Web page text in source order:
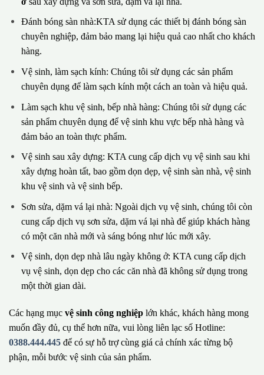
Đánh bóng sàn nhà:KTA sử dụng các thiết bị đánh bóng sàn
chuyên nghiệp, đảm bảo mang lại hiệu quả cao nhất cho khách
hàng.
Vệ sinh, làm sạch kính: Chúng tôi sử dụng các sản phẩm
chuyên dụng để làm sạch kính một cách an toàn và hiệu quả.
Làm sạch khu vệ sinh, bếp nhà hàng: Chúng tôi sử dụng các
sản phẩm chuyên dụng để vệ sinh khu vực bếp nhà hàng và
đảm bảo an toàn thực phẩm.
Vệ sinh sau xây dựng: KTA cung cấp dịch vụ vệ sinh sau khi
xây dựng hoàn tất, bao gồm dọn dẹp, vệ sinh sàn nhà, vệ sinh
khu vệ sinh và vệ sinh bếp.
Sơn sửa, dặm vá lại nhà: Ngoài dịch vụ vệ sinh, chúng tôi còn
cung cấp dịch vụ sơn sửa, dặm vá lại nhà để giúp khách hàng
có một căn nhà mới và sáng bóng như lúc mới xây.
Vệ sinh, dọn dẹp nhà lâu ngày không ở: KTA cung cấp dịch
vụ vệ sinh, dọn dẹp cho các căn nhà đã không sử dụng trong
một thời gian dài.
Các hạng mục vệ sinh công nghiệp lớn khác, khách hàng mong
muốn đầy đủ, cụ thể hơn nữa, vui lòng liên lạc số Hotline:
0388.444.445 để có sự hỗ trợ cùng giá cả chính xác từng bộ
phận, mỗi bước vệ sinh của sản phẩm.